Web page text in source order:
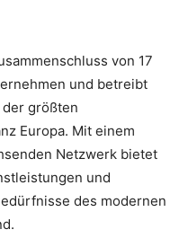
von 17
und betreibt
größten
Europa. Mit einem
Netzwerk bietet
und
des modernen